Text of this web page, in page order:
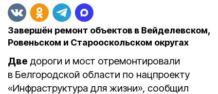
Завершён ремонт объектов в Вейделевском,
Ровеньском и Старооскольском округах
Две дороги и мост отремонтировали
в Белгородской области по нацпроекту
«Инфраструктура для жизни», сообщил